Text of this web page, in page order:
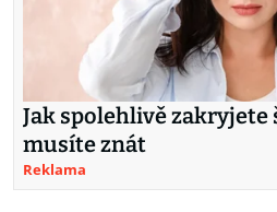
Jak spolehlivě zakryjete
musíte znát
Reklama